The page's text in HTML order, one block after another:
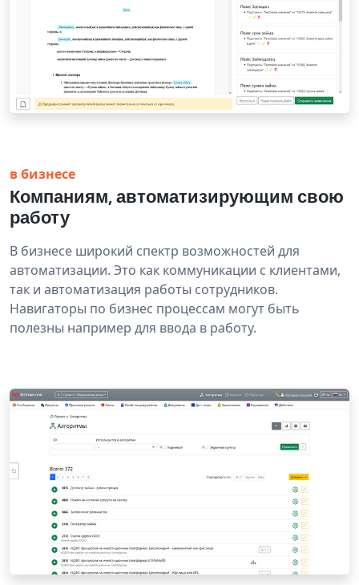
в бизнесе
Компаниям, автоматизирующим свою
работу
В бизнесе широкий спектр возможностей для
автоматизации. Это как коммуникации с клиентами,
так и автоматизация работы сотрудников.
Навигаторы по бизнес процессам могут быть
полезны например для ввода в работу.